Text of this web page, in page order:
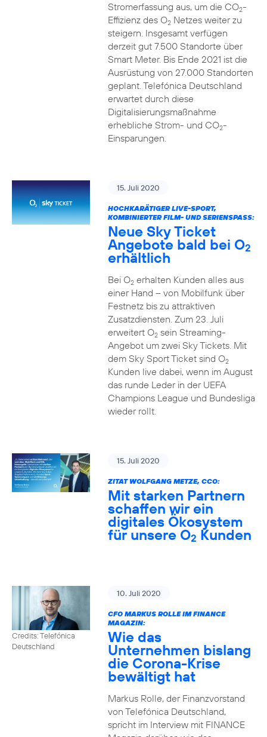
Stromerfassung aus, um die CO2-
Effizienz des O2Netzes weiter zu
steigern. Insgesamt verfügen
derzeit gut 7.500 Standorte über
Smart Meter. Bis Ende 2021 ist die
Ausrüstung von 27.000 Standorten
geplant. Telefónica Deutschland
erwartet durch diese
Digitalisierungsmaßnahme
erhebliche Strom- und CO2-
Einsparungen.
15. Juli 2020
HOCHKARÄTIGER LIVE-SPORT,
KOMBINIERTER FILM- UND SERIENSPASS:
Neue Sky Ticket
Angebote bald bei O2
erhältlich
Bei O2erhalten Kunden alles aus
einer Hand – von Mobilfunk über
Festnetz bis zu attraktiven
Zusatzdiensten. Zum 23. Juli
erweitert O2sein Streaming-
Angebot um zwei Sky Tickets. Mit
dem Sky Sport Ticket sind O2
Kunden live dabei, wenn im August
das runde Leder in der UEFA
Champions League und Bundesliga
wieder rollt.
15. Juli 2020
ZITAT WOLFGANG METZE, CCO:
Mit starken Partnern
schaffen wir ein
digitales Ökosystem
für unsere O2 Kunden
Credits: Telefónica
Deutschland
10. Juli 2020
CFO MARKUS ROLLE IM FINANCE
MAGAZIN:
Wie das
Unternehmen bislang
die Corona-Krise
bewältigt hat
Markus Rolle, der Finanzvorstand
von Telefónica Deutschland,
spricht im Interview mit FINANCE